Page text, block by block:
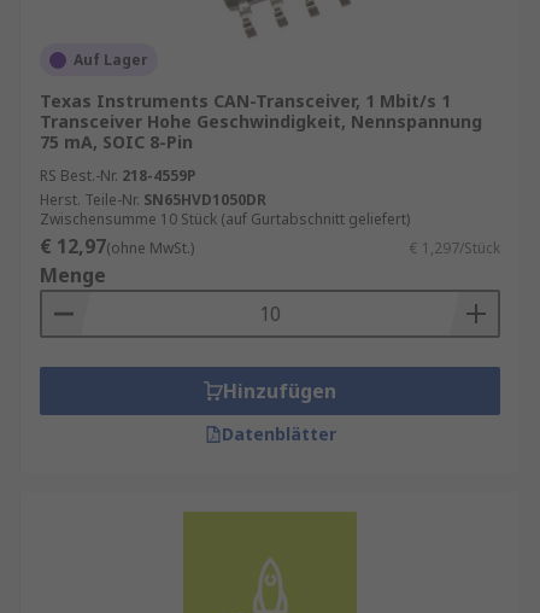
Bus Controller fungiert als
Speicherbaustein, der die Flexibilität der
Datenübertragung ermöglicht.
Auf Lager
Texas Instruments CAN-Transceiver, 1 Mbit/s 1
Transceiver Hohe Geschwindigkeit, Nennspannung
75 mA, SOIC 8-Pin
RS Best.-Nr. 218-4559P
Herst. Teile-Nr. SN65HVD1050DR
Zwischensumme 10 Stück (auf Gurtabschnitt geliefert)
€ 12,97(ohne MwSt.) € 1,297/Stück
Menge
Hinzufügen
Datenblätter